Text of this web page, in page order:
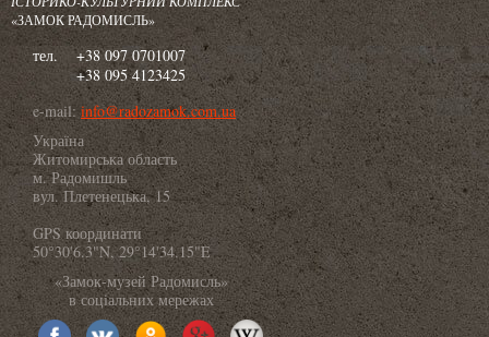
«ЗАМОК РАДОМИСЛЬ»
тел.
+38 097 0701007
+38 095 4123425
e-mail: info@radozamok.com.ua
Україна
Житомирська область
м. Радомишль
вул. Плетенецька, 15
GPS координати
50°30'6.3"N, 29°14'34.15"E
«Замок-музей Радомисль»
в соціальних мережах